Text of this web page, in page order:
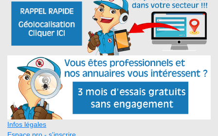
Infos légales
Espace pro - s'inscrire